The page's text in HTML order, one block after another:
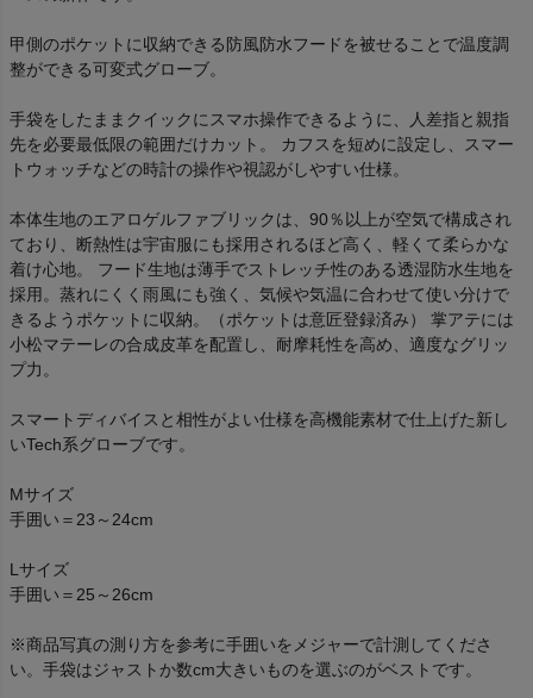
甲側のポケットに収納できる防風防水フードを被せることで温度調
整ができる可変式グローブ。
手袋をしたままクイックにスマホ操作できるように、人差指と親指
先を必要最低限の範囲だけカット。 カフスを短めに設定し、スマー
トウォッチなどの時計の操作や視認がしやすい仕様。
本体生地のエアロゲルファブリックは、90％以上が空気で構成され
ており、断熱性は宇宙服にも採用されるほど高く、軽くて柔らかな
着け心地。 フード生地は薄手でストレッチ性のある透湿防水生地を
採用。蒸れにくく雨風にも強く、気候や気温に合わせて使い分けで
きるようポケットに収納。（ポケットは意匠登録済み） 掌アテには
小松マテーレの合成皮革を配置し、耐摩耗性を高め、適度なグリッ
プ力。
スマートディバイスと相性がよい仕様を高機能素材で仕上げた新し
いTech系グローブです。
Mサイズ
手囲い＝23～24cm
Lサイズ
手囲い＝25～26cm
※商品写真の測り方を参考に手囲いをメジャーで計測してくださ
い。手袋はジャストか数cm大きいものを選ぶのがベストです。